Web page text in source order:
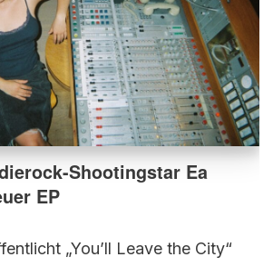
Shootingstar Ea
EP
„You’ll Leave the City“